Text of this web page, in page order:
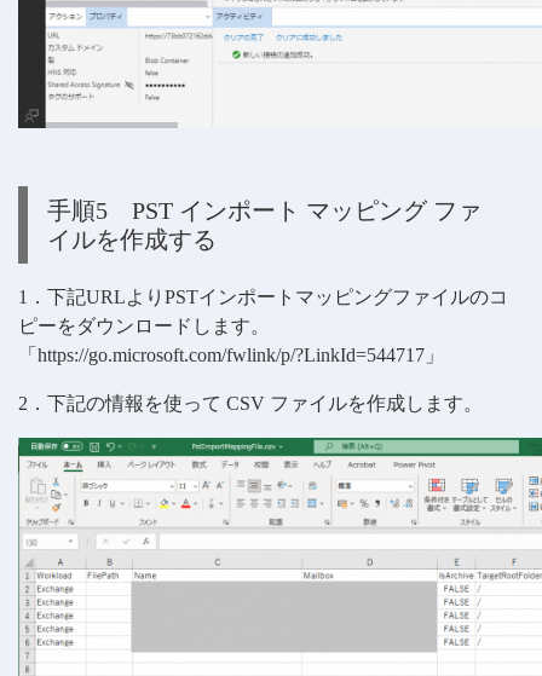
手順5 PST インポート マッピング ファ
イルを作成する
1．下記URLよりPSTインポートマッピングファイルのコ
ピーをダウンロードします。
「https://go.microsoft.com/fwlink/p/?LinkId=544717」
2．下記の情報を使って CSV ファイルを作成します。